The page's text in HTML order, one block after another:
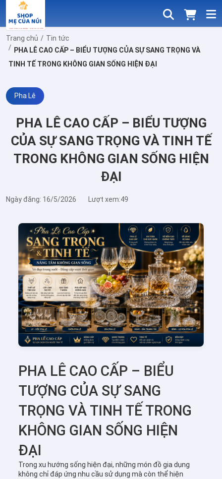
Trang chủ
Tin tức
PHA LÊ CAO CẤP – BIỂU TƯỢNG CỦA SỰ SANG TRỌNG VÀ
TINH TẾ TRONG KHÔNG GIAN SỐNG HIỆN ĐẠI
Pha Lê
PHA LÊ CAO CẤP – BIỂU TƯỢNG
CỦA SỰ SANG TRỌNG VÀ TINH TẾ
TRONG KHÔNG GIAN SỐNG HIỆN
ĐẠI
Ngày đăng: 16/5/2026 Lượt xem:49
PHA LÊ CAO CẤP – BIỂU
TƯỢNG CỦA SỰ SANG
TRỌNG VÀ TINH TẾ TRONG
KHÔNG GIAN SỐNG HIỆN
ĐẠI
Trong xu hướng sống hiện đại, những món đồ gia dụng
không chỉ đáp ứng nhu cầu sử dụng mà còn thể hiện